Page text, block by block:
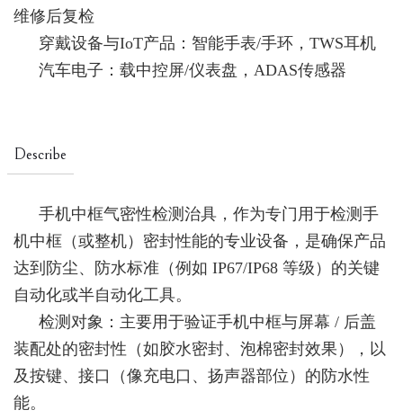
维修后复检
穿戴设备与IoT产品：智能手表/手环，TWS耳机
汽车电子：载中控屏/仪表盘，ADAS传感器
Describe
手机中框气密性检测治具，作为专门用于检测手
机中框（或整机）密封性能的专业设备，是确保产品
达到防尘、防水标准（例如 IP67/IP68 等级）的关键
自动化或半自动化工具。
检测对象：主要用于验证手机中框与屏幕 / 后盖
装配处的密封性（如胶水密封、泡棉密封效果），以
及按键、接口（像充电口、扬声器部位）的防水性
能。